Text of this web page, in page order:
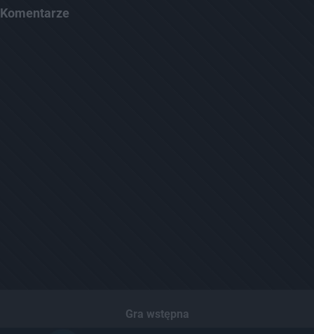
Komentarze
Gra wstępna